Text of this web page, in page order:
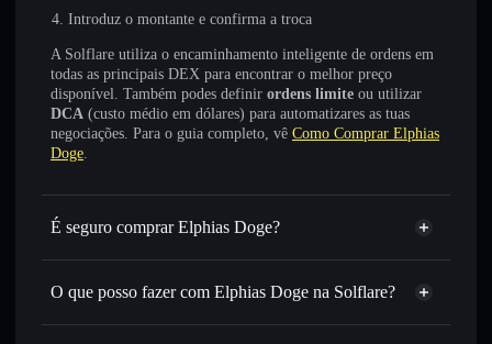
Introduz o montante e confirma a troca
A Solflare utiliza o encaminhamento inteligente de ordens em
todas as principais DEX para encontrar o melhor preço
disponível. Também podes definir ordens limite ou utilizar
DCA (custo médio em dólares) para automatizares as tuas
negociações. Para o guia completo, vê Como Comprar Elphias
Doge.
É seguro comprar Elphias Doge?
Elphias Doge não está verificado
O que posso fazer com Elphias Doge na Solflare?
Elphias Doge
Carteira Solflare